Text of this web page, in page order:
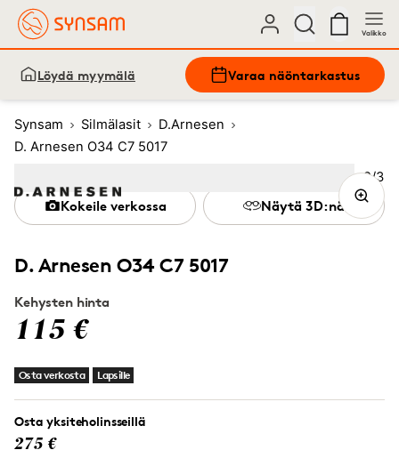
Valikko
Löydä myymälä Varaa näöntarkastus
Synsam Silmälasit
D.Arnesen
D. Arnesen O34 C7 5017
D. Arnesen O34 C7 5017
Kehysten hinta
115 €
Osta verkosta Lapsille
Osta yksiteholinsseillä
275 €
Kokeile verkossa Näytä 3D:nä
Kuva
2/3
Image 1 3